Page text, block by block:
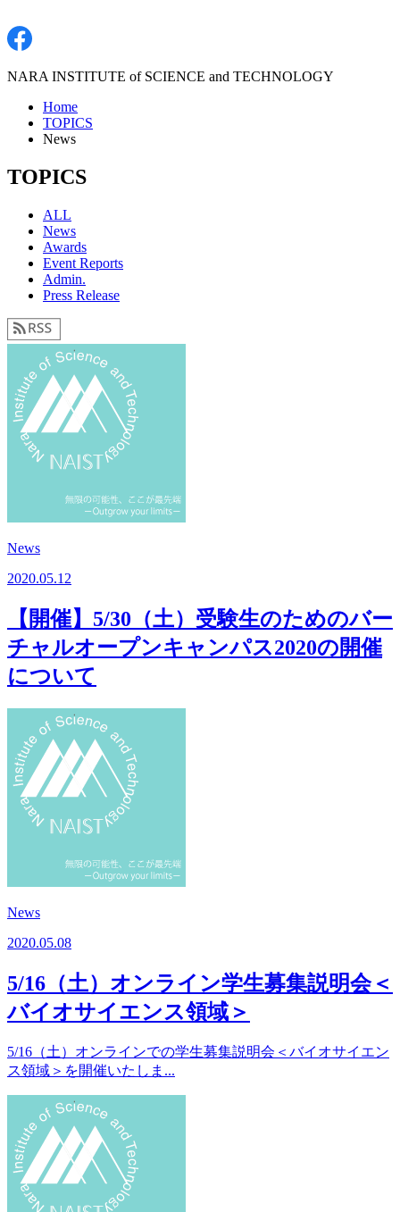
NARA INSTITUTE of SCIENCE and TECHNOLOGY
Home
TOPICS
News
TOPICS
ALL
News
Awards
Event Reports
Admin.
Press Release
News
2020.05.12
【開催】5/30（土）受験生のためのバー
チャルオープンキャンパス2020の開催
について
News
2020.05.08
5/16（土）オンライン学生募集説明会＜
バイオサイエンス領域＞
5/16（土）オンラインでの学生募集説明会＜バイオサイエン
ス領域＞を開催いたしま...